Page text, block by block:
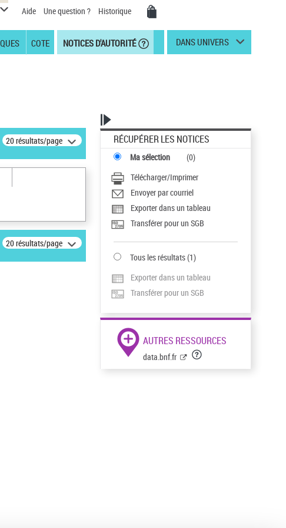
Aide Une question ? Historique
COTE NOTICES D'AUTORITÉ DANS UNIVERS
20 résultats/page
20 résultats/page
RÉCUPÉRER LES NOTICES
Ma sélection (0)
Télécharger/Imprimer
Envoyer par courriel
Exporter dans un tableau
Transférer pour un SGB
Tous les résultats(1)
Exporter dans un tableau
Transférer pour un SGB
AUTRES RESSOURCES
data.bnf.fr